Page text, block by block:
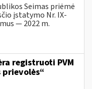
Seimas priėmė
įstatymo Nr. IX-
— 2022 m.
registruoti PVM
prievolės“